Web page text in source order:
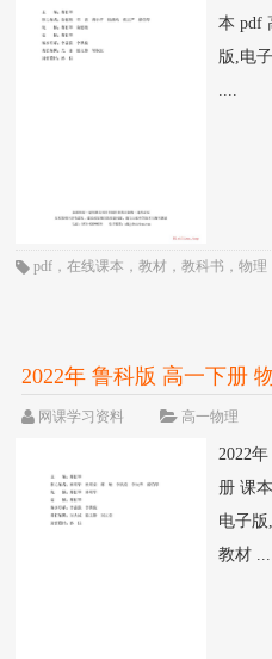
本 pdf
版,电
pdf ，在线课本 ，教材 ，教科书 ，物理
2022年 鲁科版 高一下册
高清
网课学习资料 高一物理
2022
册 课
电子
教材